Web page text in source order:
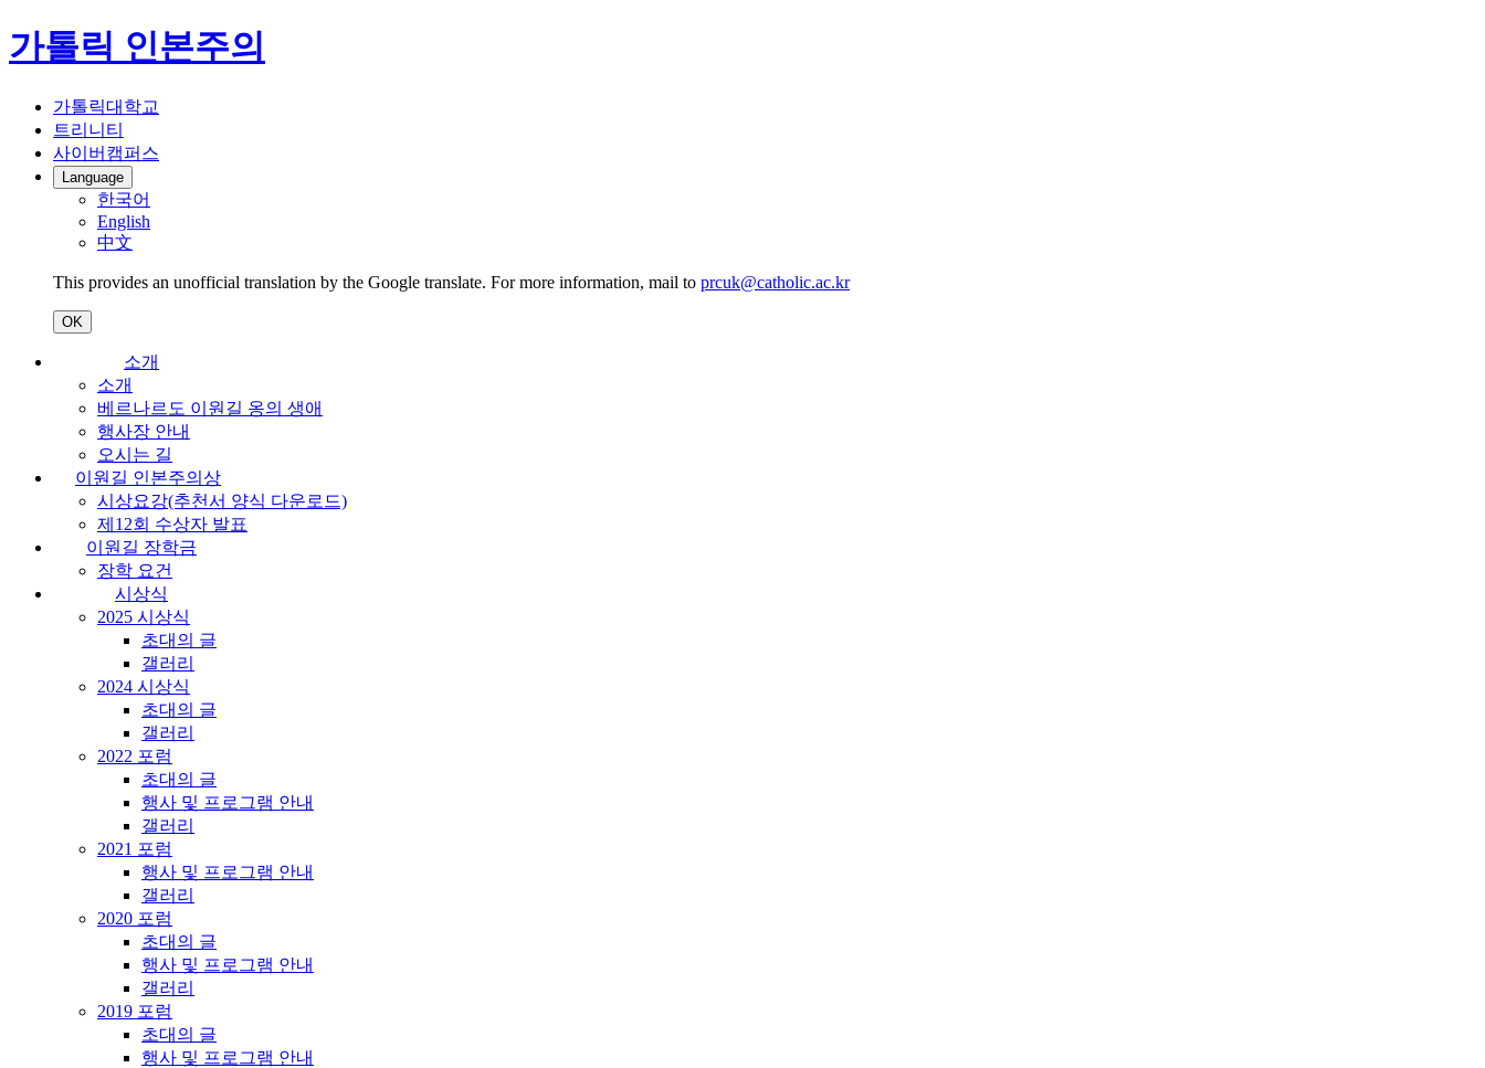
가톨릭 인본주의
가톨릭대학교
트리니티
사이버캠퍼스
Language
한국어
English
中文
This provides an unofficial translation by the Google translate. For more information, mail to prcuk@catholic.ac.kr
OK
소개
소개
베르나르도 이원길 옹의 생애
행사장 안내
오시는 길
이원길 인본주의상
시상요강(추천서 양식 다운로드)
제12회 수상자 발표
이원길 장학금
장학 요건
시상식
2025 시상식
초대의 글
갤러리
2024 시상식
초대의 글
갤러리
2022 포럼
초대의 글
행사 및 프로그램 안내
갤러리
2021 포럼
행사 및 프로그램 안내
갤러리
2020 포럼
초대의 글
행사 및 프로그램 안내
갤러리
2019 포럼
초대의 글
행사 및 프로그램 안내